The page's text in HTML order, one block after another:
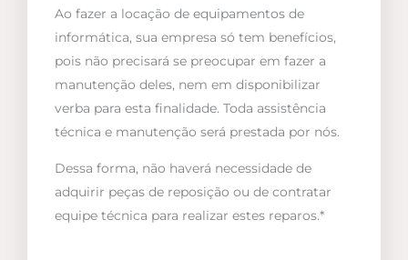
Ao fazer a locação de equipamentos de
informática, sua empresa só tem benefícios,
pois não precisará se preocupar em fazer a
manutenção deles, nem em disponibilizar
verba para esta finalidade. Toda assistência
técnica e manutenção será prestada por nós.
Dessa forma, não haverá necessidade de
adquirir peças de reposição ou de contratar
equipe técnica para realizar estes reparos.*